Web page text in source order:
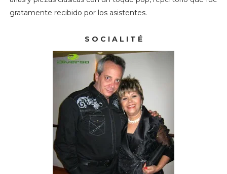
gratamente recibido por los asistentes.
S O C I A L I T É